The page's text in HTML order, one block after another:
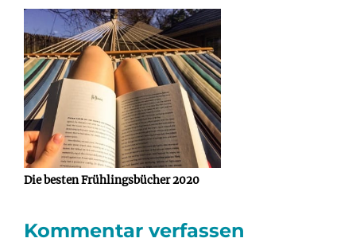
Die besten Frühlingsbücher 2020
Kommentar verfassen